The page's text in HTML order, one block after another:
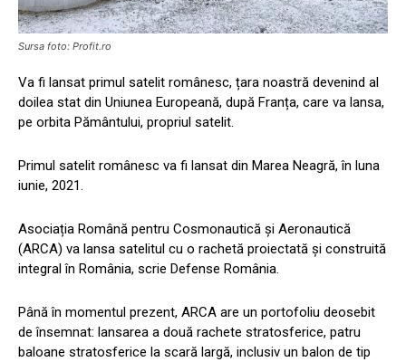
Sursa foto: Profit.ro
Va fi lansat primul satelit românesc, țara noastră devenind al
doilea stat din Uniunea Europeană, după Franța, care va lansa,
pe orbita Pământului, propriul satelit.
Primul satelit românesc va fi lansat din Marea Neagră, în luna
iunie, 2021.
Asociația Română pentru Cosmonautică și Aeronautică
(ARCA) va lansa satelitul cu o rachetă proiectată și construită
integral în România, scrie Defense România.
Până în momentul prezent, ARCA are un portofoliu deosebit
de însemnat: lansarea a două rachete stratosferice, patru
baloane stratosferice la scară largă, inclusiv un balon de tip